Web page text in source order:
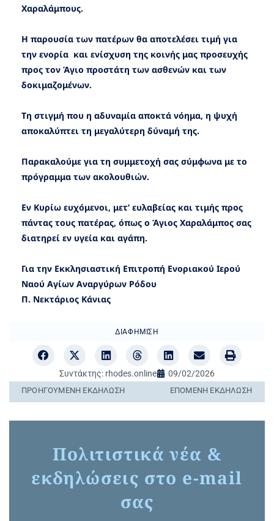
Χαραλάμπους.
Η παρουσία των πατέρων θα αποτελέσει τιμή για
την ενορία και ενίσχυση της κοινής μας προσευχής
προς τον Άγιο προστάτη των ασθενών και των
δοκιμαζομένων.
Τη στιγμή που η αδυναμία αποκτά νόημα, η ψυχή
αποκαλύπτει τη μεγαλύτερη δύναμή της.
Παρακαλούμε για τη συμμετοχή σας σύμφωνα με το
πρόγραμμα των ακολουθιών.
Εν Κυρίω ευχόμενοι, μετ’ ευλαβείας και τιμής προς
πάντας τους πατέρας, όπως ο Άγιος Χαραλάμπος σας
διατηρεί εν υγεία και αγάπη.
Για την Εκκλησιαστική Επιτροπή Ενοριακού Ιερού
Ναού Αγίων Αναργύρων Ρόδου
Π. Νεκτάριος Κάνιας
ΔΙΑΦΉΜΙΣΗ
Συντάκτης: rhodes.online 09/02/2026
ΠΡΟΗΓΟΎΜΕΝΗ ΕΚΔΉΛΩΣΗ ΕΠΌΜΕΝΗ ΕΚΔΉΛΩΣΗ
Πολιτιστικά νέα &
εκδηλώσεις στο e-mail
σας